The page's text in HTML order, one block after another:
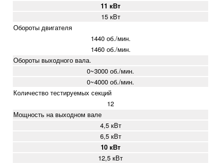
11 кВт
15 кВт
Обороты двигателя
1440 об./мин.
1460 об./мин.
Обороты выходного вала.
0~3000 об./мин.
0~4000 об./мин.
Количество тестируемых секций
12
Мощность на выходном вале
4,5 кВт
6,5 кВт
10 кВт
12,5 кВт